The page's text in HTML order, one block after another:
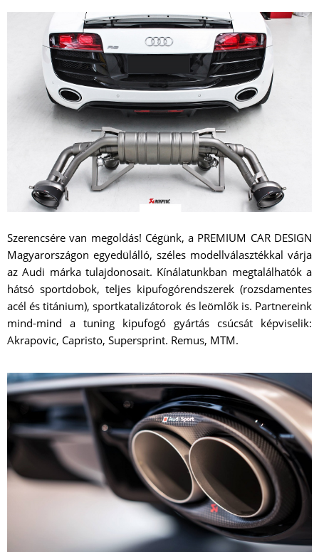
Szerencsére van megoldás! Cégünk, a PREMIUM CAR DESIGN
Magyarországon egyedülálló, széles modellválasztékkal várja
az Audi márka tulajdonosait. Kínálatunkban megtalálhatók a
hátsó sportdobok, teljes kipufogórendszerek (rozsdamentes
acél és titánium), sportkatalizátorok és leömlők is. Partnereink
mind-mind a tuning kipufogó gyártás csúcsát képviselik:
Akrapovic, Capristo, Supersprint. Remus, MTM.